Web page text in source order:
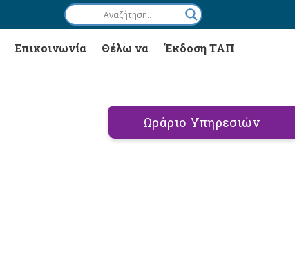
Επικοινωνία Θέλω να Έκδοση ΤΑΠ
Ωράριο Υπηρεσιών